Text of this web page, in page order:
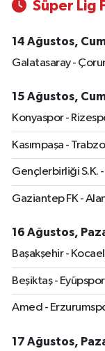
Süper Lig
14 Ağustos,
Galatasaray -
15 Ağustos,
Konyaspor -
Kasımpaşa -
Gençlerbirliği S.K.
Gaziantep FK -
16 Ağustos,
Başakşehir -
Beşiktaş - Eyüpspor
Amed -
17 Ağustos,